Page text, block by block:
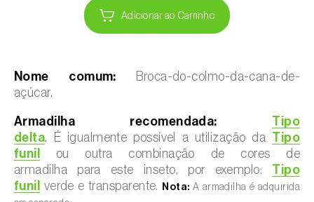
Adicionar ao Carrinho
Nome comum: Broca-do-colmo-da-cana-de-
açúcar.
Armadilha recomendada:
Tipo
delta. É igualmente possível a utilização da Tipo
funil
ou outra combinação de cores de
armadilha para este inseto, por exemplo: Tipo
funil
verde e transparente. Nota: A armadilha é adquirida